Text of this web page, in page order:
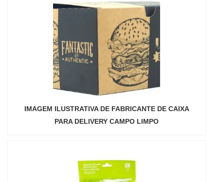
IMAGEM ILUSTRATIVA DE FABRICANTE DE CAIXA
PARA DELIVERY CAMPO LIMPO